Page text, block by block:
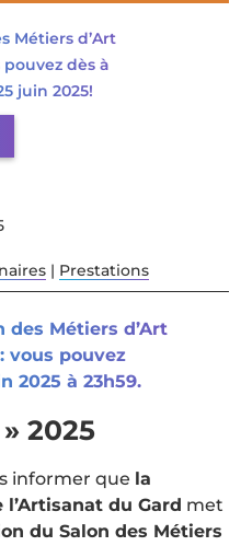
Métiers d’Art
dès à
juin 2025!
| Prestations
des Métiers d’Art
vous pouvez
2025 à 23h59.
2025
informer que la
du Gard met
du Salon des Métiers